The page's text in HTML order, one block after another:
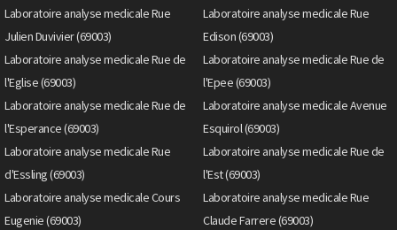
Laboratoire analyse medicale Rue
Julien Duvivier (69003)
Laboratoire analyse medicale Rue
Edison (69003)
Laboratoire analyse medicale Rue de
l'Eglise (69003)
Laboratoire analyse medicale Rue de
l'Epee (69003)
Laboratoire analyse medicale Rue de
l'Esperance (69003)
Laboratoire analyse medicale Avenue
Esquirol (69003)
Laboratoire analyse medicale Rue
d'Essling (69003)
Laboratoire analyse medicale Rue de
l'Est (69003)
Laboratoire analyse medicale Cours
Eugenie (69003)
Laboratoire analyse medicale Rue
Claude Farrere (69003)